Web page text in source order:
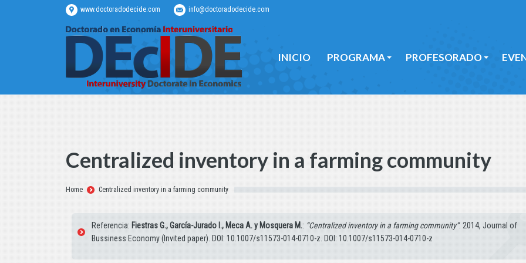
www.doctoradodecide.com info@doctoradodecide.com
INICIO PROGRAMA PROFESORADO
Centralized inventory in a farming community
Estás aquí:
Home Centralized inventory in a farming community
Referencia: Fiestras G., García-Jurado I., Meca A. y Mosquera M.: “Centralized inventory in a farming community”. 2014, Journal of
Bussiness Economy (Invited paper). DOI: 10.1007/s11573-014-0710-z. DOI: 10.1007/s11573-014-0710-z